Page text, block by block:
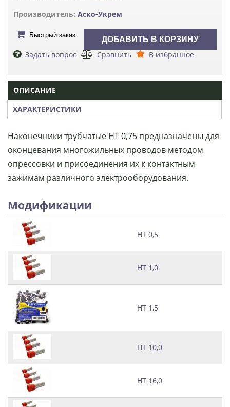
Производитель: Аско-Укрем
Быстрый заказ
Задать вопрос Сравнить В избранное
ОПИСАНИЕ
ХАРАКТЕРИСТИКИ
Наконечники трубчатые НТ 0,75 предназначены для
оконцевания многожильных проводов методом
опрессовки и присоединения их к контактным
зажимам различного электрооборудования.
Модификации
НТ 0,5
НТ 1,0
НТ 1,5
НТ 10,0
НТ 16,0